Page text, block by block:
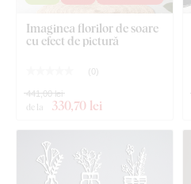
Imaginea florilor de soare
cu efect de pictură
( 0)
de la 330,70 lei
441,00 lei